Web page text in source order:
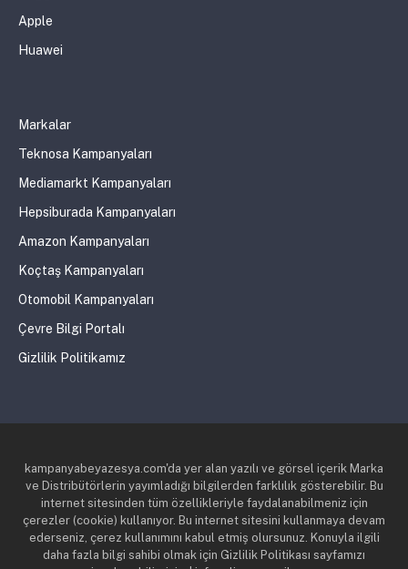
Apple
Huawei
Markalar
Teknosa Kampanyaları
Mediamarkt Kampanyaları
Hepsiburada Kampanyaları
Amazon Kampanyaları
Koçtaş Kampanyaları
Otomobil Kampanyaları
Çevre Bilgi Portalı
Gizlilik Politikamız
kampanyabeyazesya.com'da yer alan yazılı ve görsel içerik Marka
ve Distribütörlerin yayımladığı bilgilerden farklılık gösterebilir. Bu
internet sitesinden tüm özellikleriyle faydalanabilmeniz için
çerezler (cookie) kullanıyor. Bu internet sitesini kullanmaya devam
ederseniz, çerez kullanımını kabul etmiş olursunuz. Konuyla ilgili
daha fazla bilgi sahibi olmak için Gizlilik Politikası sayfamızı